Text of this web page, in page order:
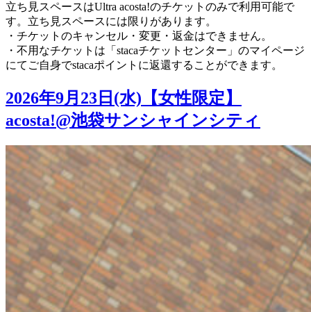
立ち見スペースはUltra acosta!のチケットのみで利用可能で
す。立ち見スペースには限りがあります。
・チケットのキャンセル・変更・返金はできません。
・不用なチケットは「stacaチケットセンター」のマイページ
にてご自身でstacaポイントに返還することができます。
2026年9月23日(水)【女性限定】
acosta!@池袋サンシャインシティ